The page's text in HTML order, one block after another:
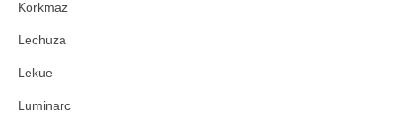
Korkmaz
Lechuza
Lekue
Luminarc